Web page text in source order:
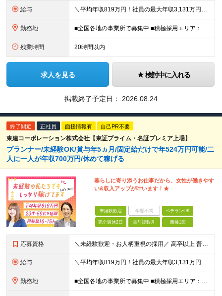
給与 ＼平均年収819万円！社員の最大年収3,131万円／ ＼2人に1人が年収700万円以上／ ＼5人に1人が年収1,000万円以上！／ 固定給だけで、年収524万円も可能！ インセンティブだけでなく固定給
勤務地 ■全国各地の事業所で募集中 ■積極採用エリア：東京・神奈川・埼玉・千葉・愛知 ※希望の勤務地で働ける！通勤可能な事業所を選定していきます ※地元に戻って働きたいUターン希望者も歓迎します！ ※社用車を
残業時間 20時間以内
求人を見る 検討中に入れる
掲載終了予定日： 2026.08.24
終了間近 正社員 面接情報有 自己PR不要
東建コーポレーション株式会社【東証プライム・名証プレミア上場】
プランナー/未経験OK/賞与年5ヵ月/固定給だけで年524万円可能/二
人に一人が年収700万円/休めて稼げる
暮らしに寄り添うお仕事だから、女性が働きやす
い&収入アップが叶います！★
未経験歓迎 学歴不問 ベテランOK
完全週休2日 賞与複数月 面接1回
応募資格 ＼未経験歓迎・お人柄重視の採用／ 高卒以上 普通自動車第一種運転免許取得者（AT限定可） ★職歴は全く問いません！20代～50代が幅広く活躍中 前向きにコツコツと向き合える方であれば結果がついてくる
給与 ＼平均年収819万円！社員の最大年収3,131万円／ ＼2人に1人が年収700万円以上／ ＼5人に1人が年収1,000万円以上！／ 固定給だけで、年収524万円も可能！ インセンティブだけでなく固定給
勤務地 ■全国各地の事業所で募集中 ■積極採用エリア：東京・神奈川・埼玉・千葉・愛知 ※希望の勤務地で働ける！通勤可能な事業所を選定していきます ※地元に戻って働きたいUターン希望者も歓迎します！ ※社用車を